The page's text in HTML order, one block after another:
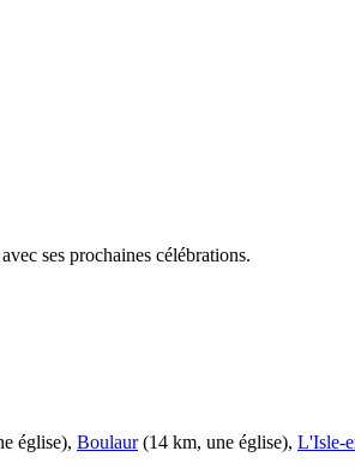
ses prochaines célébrations.
église), Boulaur(14 km, une église), L'Isle-